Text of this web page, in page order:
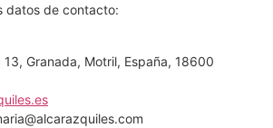
datos de contacto:
13, Granada, Motril, España, 18600
alcarazquiles.com